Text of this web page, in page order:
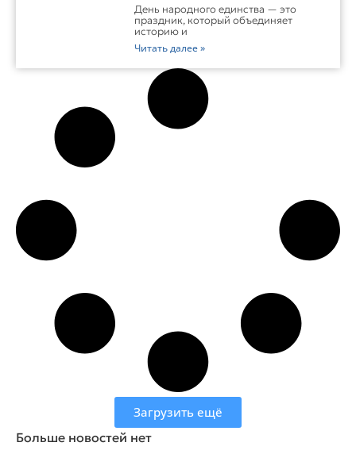
День народного единства — это
праздник, который объединяет
историю и
Читать далее »
Загрузить ещё
Больше новостей нет